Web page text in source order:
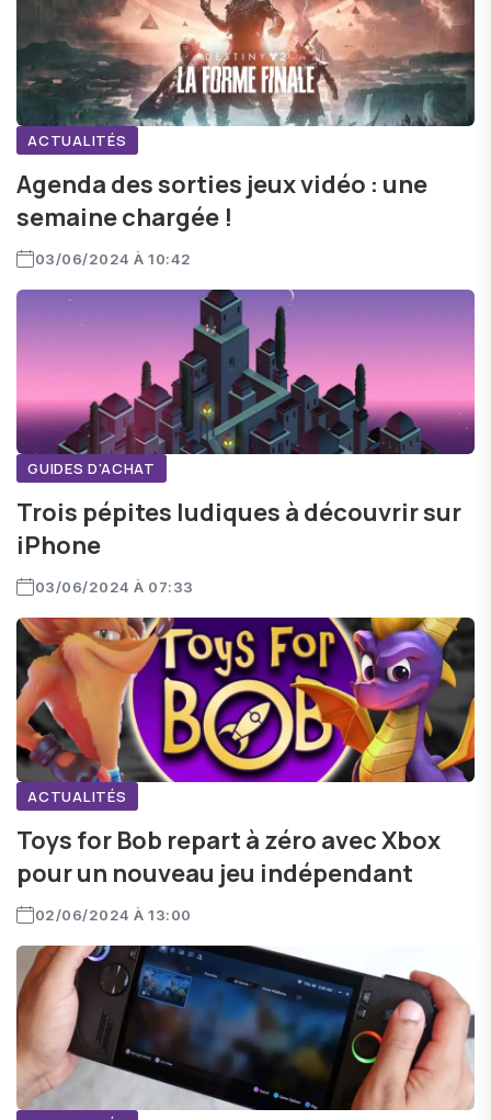
ACTUALITÉS
Agenda des sorties jeux vidéo : une
semaine chargée !
03/06/2024 À 10:42
GUIDES D'ACHAT
Trois pépites ludiques à découvrir sur
iPhone
03/06/2024 À 07:33
ACTUALITÉS
Toys for Bob repart à zéro avec Xbox
pour un nouveau jeu indépendant
02/06/2024 À 13:00